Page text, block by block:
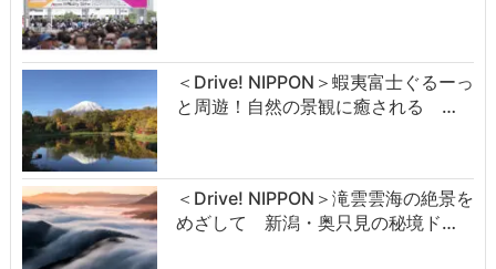
＜Drive! NIPPON＞蝦夷富士ぐるーっ
と周遊！自然の景観に癒される …
＜Drive! NIPPON＞滝雲雲海の絶景を
めざして 新潟・奥只見の秘境ド…